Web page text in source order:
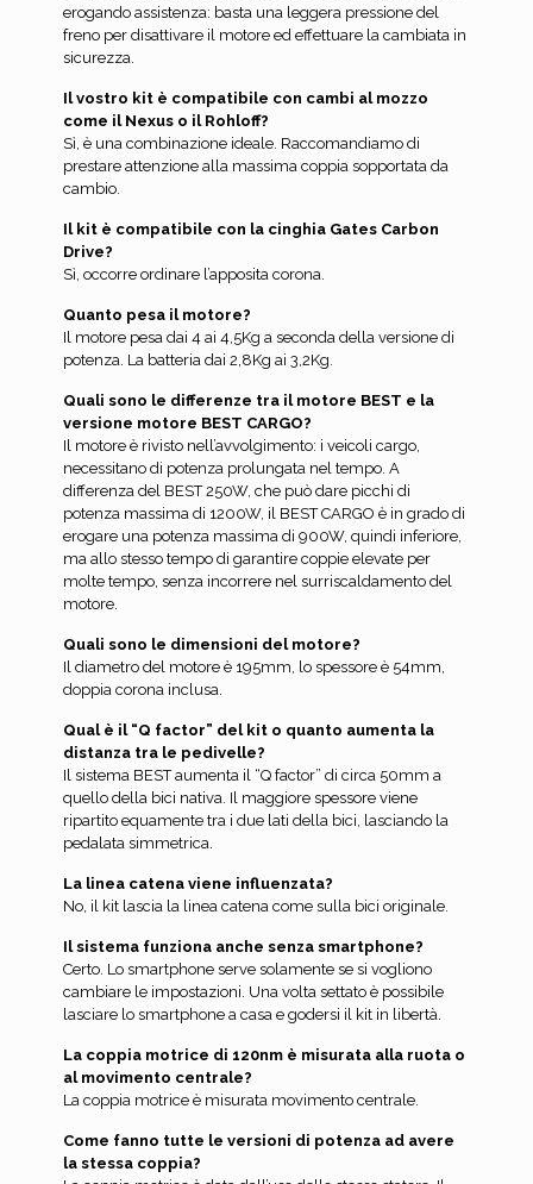
erogando assistenza: basta una leggera pressione del
freno per disattivare il motore ed effettuare la cambiata in
sicurezza.
Il vostro kit è compatibile con cambi al mozzo
come il Nexus o il Rohloff?
Sì, è una combinazione ideale. Raccomandiamo di
prestare attenzione alla massima coppia sopportata da
cambio.
Il kit è compatibile con la cinghia Gates Carbon
Drive?
Sì, occorre ordinare l’apposita corona.
Quanto pesa il motore?
Il motore pesa dai 4 ai 4,5Kg a seconda della versione di
potenza. La batteria dai 2,8Kg ai 3,2Kg.
Quali sono le differenze tra il motore BEST e la
versione motore BEST CARGO?
Il motore è rivisto nell’avvolgimento: i veicoli cargo,
necessitano di potenza prolungata nel tempo. A
differenza del BEST 250W, che può dare picchi di
potenza massima di 1200W, il BEST CARGO è in grado di
erogare una potenza massima di 900W, quindi inferiore,
ma allo stesso tempo di garantire coppie elevate per
molte tempo, senza incorrere nel surriscaldamento del
motore.
Quali sono le dimensioni del motore?
Il diametro del motore è 195mm, lo spessore è 54mm,
doppia corona inclusa.
Qual è il “Q factor” del kit o quanto aumenta la
distanza tra le pedivelle?
Il sistema BEST aumenta il “Q factor” di circa 50mm a
quello della bici nativa. Il maggiore spessore viene
ripartito equamente tra i due lati della bici, lasciando la
pedalata simmetrica.
La linea catena viene influenzata?
No, il kit lascia la linea catena come sulla bici originale.
Il sistema funziona anche senza smartphone?
Certo. Lo smartphone serve solamente se si vogliono
cambiare le impostazioni. Una volta settato è possibile
lasciare lo smartphone a casa e godersi il kit in libertà.
La coppia motrice di 120nm è misurata alla ruota o
al movimento centrale?
La coppia motrice è misurata movimento centrale.
Come fanno tutte le versioni di potenza ad avere
la stessa coppia?